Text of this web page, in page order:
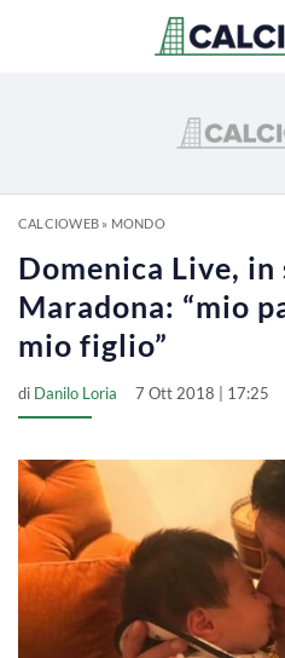
CALCIOWEB» MONDO
Domenica Live,
Maradona: “mio
mio figlio”
di Danilo Loria 7 Ott 2018 | 17:25